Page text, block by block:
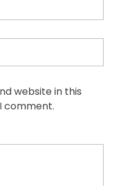
website in this
comment.